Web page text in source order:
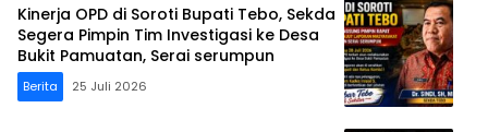
Kinerja OPD di Soroti Bupati Tebo, Sekda
Segera Pimpin Tim Investigasi ke Desa
Bukit Pamuatan, Serai serumpun
Berita 25 Juli 2026